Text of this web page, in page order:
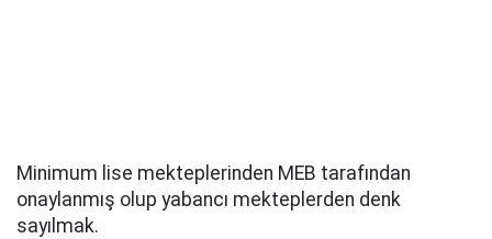
Minimum lise mekteplerinden MEB tarafından
onaylanmış olup yabancı mekteplerden denk
sayılmak.